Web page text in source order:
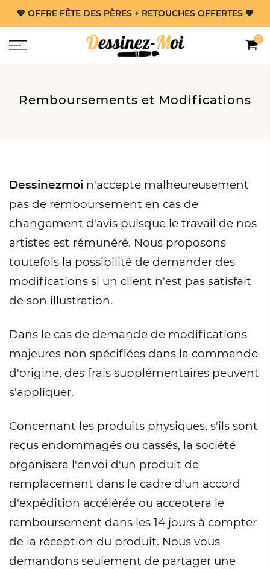
Aller
au
contenu
💖 OFFRE FÊTE DES PÈRES + RETOUCHES OFFERTES 💖
0
Remboursements et Modifications
Dessinezmoi n'accepte malheureusement
pas de remboursement en cas de
changement d'avis puisque le travail de nos
artistes est rémunéré. Nous proposons
toutefois la possibilité de demander des
modifications si un client n'est pas satisfait
de son illustration.
Dans le cas de demande de modifications
majeures non spécifiées dans la commande
d'origine, des frais supplémentaires peuvent
s'appliquer.
Concernant les produits physiques, s'ils sont
reçus endommagés ou cassés, la société
organisera l'envoi d'un produit de
remplacement dans le cadre d'un accord
d'expédition accélérée ou acceptera le
remboursement dans les 14 jours à compter
de la réception du produit. Nous vous
demandons seulement de partager une